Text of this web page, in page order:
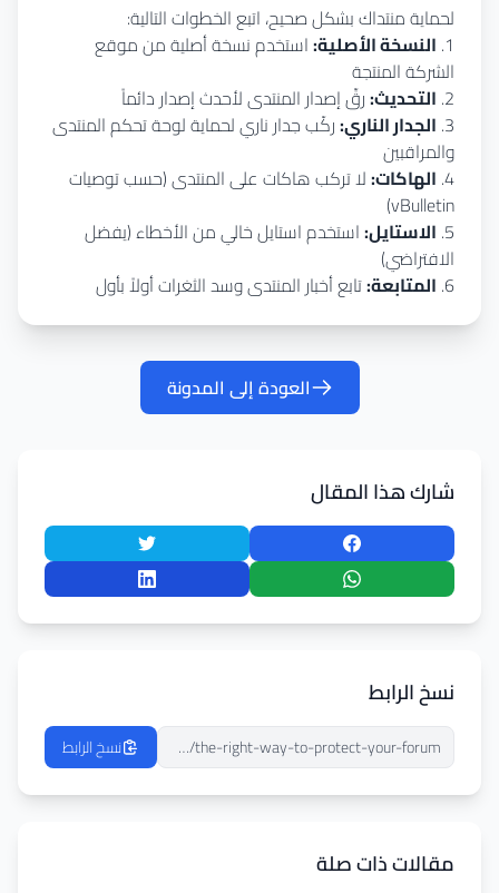
لحماية منتداك بشكل صحيح، اتبع الخطوات التالية:
1. النسخة الأصلية:استخدم نسخة أصلية من موقع
الشركة المنتجة
2. التحديث:رقِّ إصدار المنتدى لأحدث إصدار دائماً
3. الجدار الناري:ركّب جدار ناري لحماية لوحة تحكم المنتدى
والمراقبين
4. الهاكات:لا تركب هاكات على المنتدى (حسب توصيات
vBulletin)
5. الاستايل:استخدم استايل خالي من الأخطاء (يفضل
الافتراضي)
6. المتابعة:تابع أخبار المنتدى وسد الثغرات أولاً بأول
العودة إلى المدونة
شارك هذا المقال
نسخ الرابط
نسخ الرابط
مقالات ذات صلة